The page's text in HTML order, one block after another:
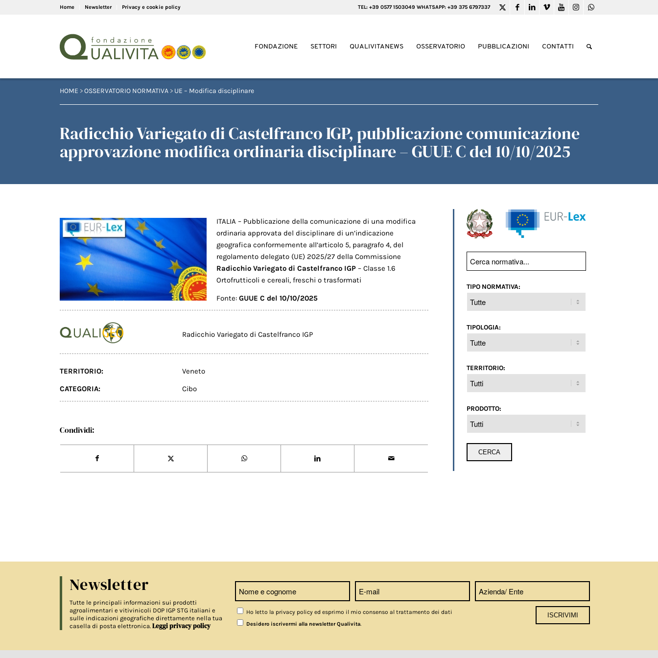
Home Newsletter Privacy e cookie policy TEL: +39 0577 1503049 WHATSAPP: +39 375 6797337
FONDAZIONE SETTORI QUALIVITANEWS OSSERVATORIO PUBBLICAZIONI CONTATTI
HOME >OSSERVATORIO NORMATIVA > UE – Modifica disciplinare
Radicchio Variegato di Castelfranco IGP, pubblicazione comunicazione
approvazione modifica ordinaria disciplinare – GUUE C del 10/10/2025
ITALIA – Pubblicazione della comunicazione di una modifica
ordinaria approvata del disciplinare di un’indicazione
geografica conformemente all’articolo 5, paragrafo 4, del
regolamento delegato (UE) 2025/27 della Commissione
Radicchio Variegato di Castelfranco IGP – Classe 1.6
Ortofrutticoli e cereali, freschi o trasformati
Fonte: GUUE C del 10/10/2025
Radicchio Variegato di Castelfranco IGP
TERRITORIO: Veneto
CATEGORIA: Cibo
Condividi:
TIPO NORMATIVA:
TIPOLOGIA:
TERRITORIO:
PRODOTTO:
Newsletter
Tutte le principali informazioni sui prodotti
agroalimentari e vitivinicoli DOP IGP STG italiani e
sulle indicazioni geografiche direttamente nella tua
casella di posta elettronica. Leggi privacy policy
Ho letto la privacy policy ed esprimo il mio consenso al trattamento dei dati
Desidero iscrivermi alla newsletter Qualivita.